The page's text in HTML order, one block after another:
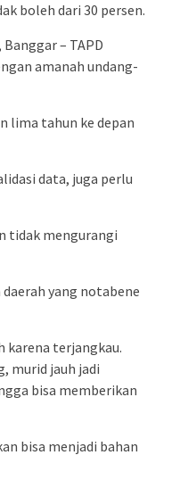
boleh dari 30 persen.
– TAPD
amanah undang-
lima tahun ke depan
data, juga perlu
tidak mengurangi
yang notabene
karena terjangkau.
murid jauh jadi
bisa memberikan
bisa menjadi bahan